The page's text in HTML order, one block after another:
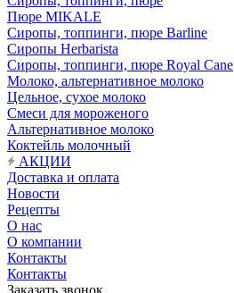
Пюре MIKALE
Сиропы, топпинги, пюре Barline
Сиропы Herbarista
Сиропы, топпинги, пюре Royal Cane
Молоко, альтернативное молоко
Цельное, сухое молоко
Смеси для мороженого
Альтернативное молоко
Коктейль молочный
АКЦИИ
Доставка и оплата
Новости
Рецепты
О нас
О компании
Контакты
Контакты
Заказать звонок